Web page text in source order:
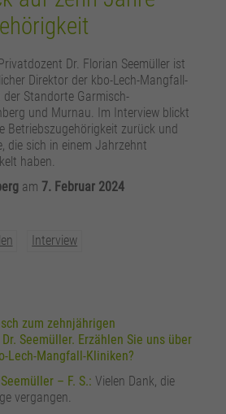
Dr. Florian Seemüller ist
Direktor der kbo-Lech-Mangfall-
Standorte Garmisch-
und Murnau. Im Interview blickt
Betriebszugehörigkeit zurück und
die sich in einem Jahrzehnt
haben.
am 7. Februar 2024
Interview
zum zehnjährigen
Seemüller. Erzählen Sie uns über
Lech-Mangfall-Kliniken?
– F. S.: Vielen Dank, die
vergangen.
die Kontrasteinstellung der Webseite.